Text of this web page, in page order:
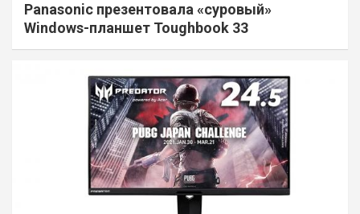
Panasonic презентовала «суровый»
Windows-планшет Toughbook 33